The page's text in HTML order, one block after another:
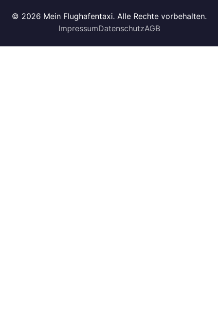
© 2026 Mein Flughafentaxi. Alle Rechte vorbehalten.
ImpressumDatenschutzAGB